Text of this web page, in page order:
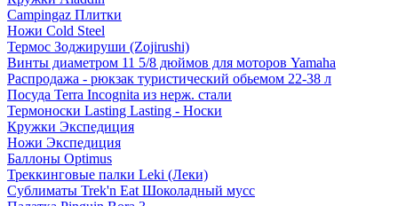
Campingaz Плитки
Ножи Cold Steel
Термос Зоджируши (Zojirushi)
Винты диаметром 11 5/8 дюймов для моторов Yamaha
Распродажа - рюкзак туристический обьемом 22-38 л
Посуда Terra Incognita из нерж. стали
Термоноски Lasting Lasting - Носки
Кружки Экспедиция
Ножи Экспедиция
Баллоны Optimus
Треккинговые палки Leki (Леки)
Сублиматы Trek'n Eat Шоколадный мусс